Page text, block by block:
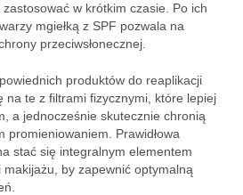
w krótkim czasie. Po ich
mgiełką z SPF pozwala na
przeciwsłonecznej.
produktów do reaplikacji
na te z filtrami fizycznymi, które lepiej
a jednocześnie skutecznie chronią
promieniowaniem. Prawidłowa
stać się integralnym elementem
by zapewnić optymalną